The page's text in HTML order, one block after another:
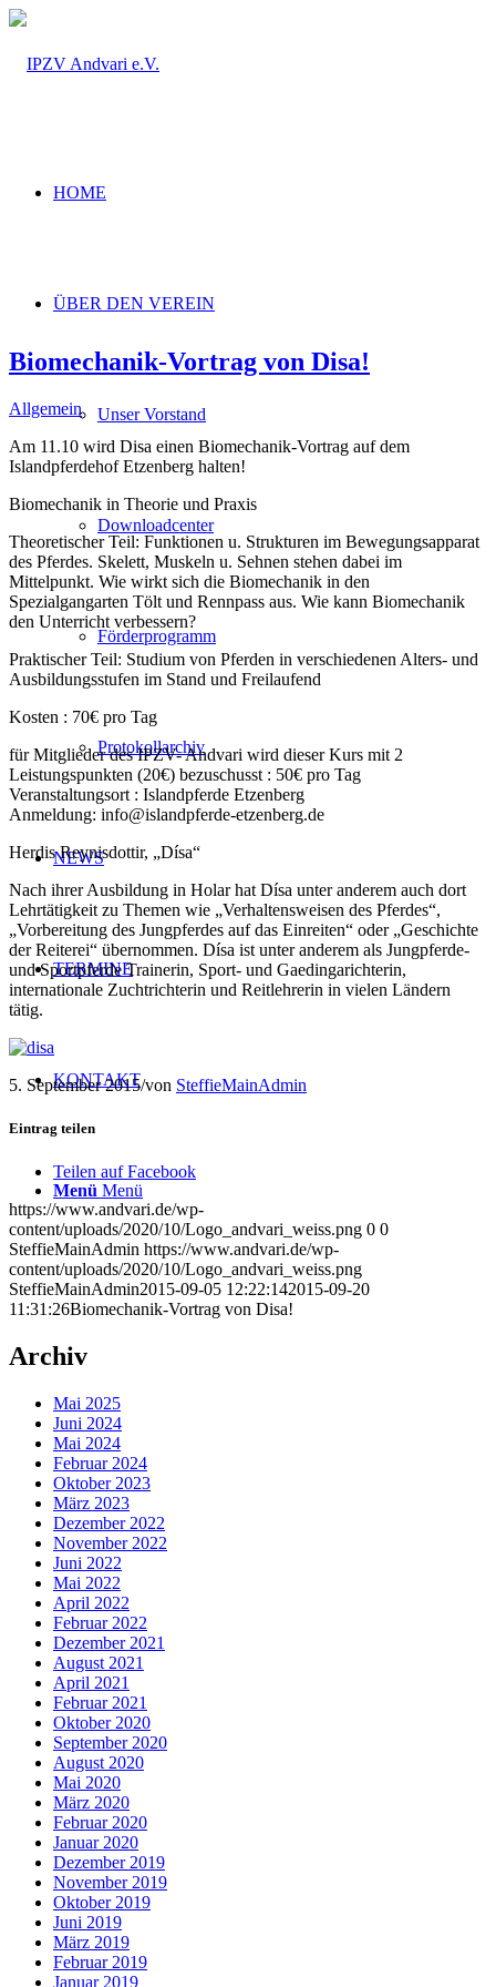
HOME
ÜBER DEN VEREIN
Unser Vorstand
Downloadcenter
Förderprogramm
Protokollarchiv
NEWS
TERMINE
KONTAKT
Menü Menü
Biomechanik-Vortrag von Disa!
Allgemein
Am 11.10 wird Disa einen Biomechanik-Vortrag auf dem
Islandpferdehof Etzenberg halten!
Biomechanik in Theorie und Praxis
Theoretischer Teil: Funktionen u. Strukturen im Bewegungsapparat
des Pferdes. Skelett, Muskeln u. Sehnen stehen dabei im
Mittelpunkt. Wie wirkt sich die Biomechanik in den
Spezialgangarten Tölt und Rennpass aus. Wie kann Biomechanik
den Unterricht verbessern?
Praktischer Teil: Studium von Pferden in verschiedenen Alters- und
Ausbildungsstufen im Stand und Freilaufend
Kosten : 70€ pro Tag
für Mitglieder des IPZV- Andvari wird dieser Kurs mit 2
Leistungspunkten (20€) bezuschusst : 50€ pro Tag
Veranstaltungsort : Islandpferde Etzenberg
Anmeldung: info@islandpferde-etzenberg.de
Herdis Reynisdottir, „Dísa“
Nach ihrer Ausbildung in Holar hat Dísa unter anderem auch dort
Lehrtätigkeit zu Themen wie „Verhaltensweisen des Pferdes“,
„Vorbereitung des Jungpferdes auf das Einreiten“ oder „Geschichte
der Reiterei“ übernommen. Dísa ist unter anderem als Jungpferde-
und Sportpferde Trainerin, Sport- und Gaedingarichterin,
internationale Zuchtrichterin und Reitlehrerin in vielen Ländern
tätig.
5. September 2015/von SteffieMainAdmin
Eintrag teilen
Teilen auf Facebook
https://www.andvari.de/wp-
content/uploads/2020/10/Logo_andvari_weiss.png 0 0
SteffieMainAdmin https://www.andvari.de/wp-
content/uploads/2020/10/Logo_andvari_weiss.png
SteffieMainAdmin2015-09-05 12:22:142015-09-20
11:31:26Biomechanik-Vortrag von Disa!
Archiv
Mai 2025
Juni 2024
Mai 2024
Februar 2024
Oktober 2023
März 2023
Dezember 2022
November 2022
Juni 2022
Mai 2022
April 2022
Februar 2022
Dezember 2021
August 2021
April 2021
Februar 2021
Oktober 2020
September 2020
August 2020
Mai 2020
März 2020
Februar 2020
Januar 2020
Dezember 2019
November 2019
Oktober 2019
Juni 2019
März 2019
Februar 2019
Januar 2019